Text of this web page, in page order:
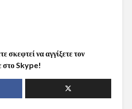
σκεφτεί να αγγίξετε τον
στο Skype!